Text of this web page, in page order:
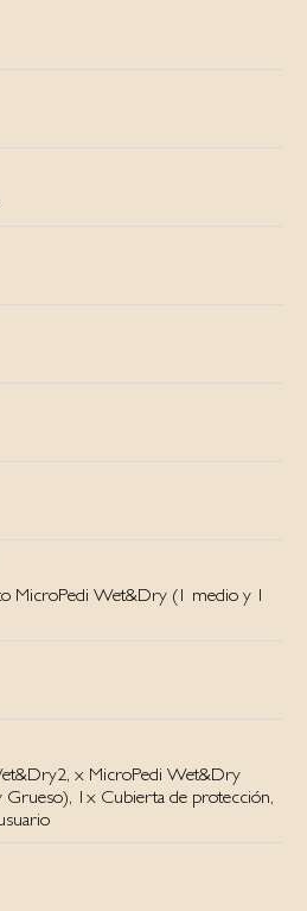
MicroPedi Wet&Dry (1 medio y 1
x MicroPedi Wet&Dry
Grueso), 1x Cubierta de protección,